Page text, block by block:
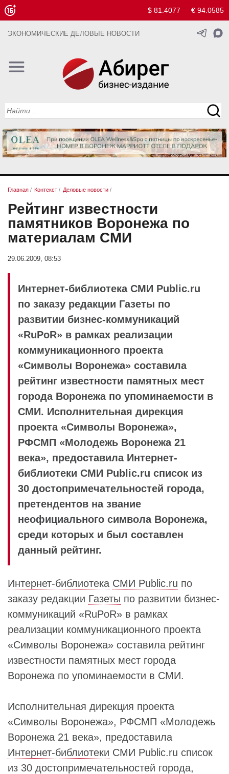
$ 81.4077 € 94.0585
ЭКОНОМИЧЕСКИЕ ДЕЛОВЫЕ НОВОСТИ
Главная / Контекст / Деловые новости /
Рейтинг известности
памятников Воронежа по
материалам СМИ
29.06.2009, 08:53
Интернет-библиотека СМИ Public.ru
по заказу редакции Газеты по
развитии бизнес-коммуникаций
«RuPoR» в рамках реализации
коммуникационного проекта
«Символы Воронежа» составила
рейтинг известности памятных мест
города Воронежа по упоминаемости в
СМИ. Исполнительная дирекция
проекта «Символы Воронежа»,
РФСМП «Молодежь Воронежа 21
века», предоставила Интернет-
библиотеки СМИ Public.ru список из
30 достопримечательностей города,
претендентов на звание
неофициального символа Воронежа,
среди которых и был составлен
данный рейтинг.
Интернет-библиотека СМИ Public.ru по
заказу редакции Газеты по развитии бизнес-
коммуникаций «RuPoR» в рамках
реализации коммуникационного проекта
«Символы Воронежа» составила рейтинг
известности памятных мест города
Воронежа по упоминаемости в СМИ.
Исполнительная дирекция проекта
«Символы Воронежа», РФСМП «Молодежь
Воронежа 21 века», предоставила
Интернет-библиотеки СМИ Public.ru список
из 30 достопримечательностей города,